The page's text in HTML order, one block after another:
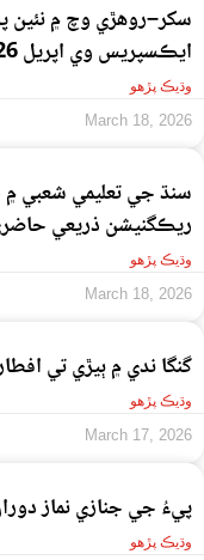
سکر–روهڙي وچ ۾ نئين
ايڪسپريس وي اپريل 2026ع تائين مڪمل ڪرڻ جي هدايت
وڌيڪ پڙهو
March 18, 2026
سنڌ جي تعليمي شعبي
ريڪگنيشن ذريعي
وڌيڪ پڙهو
March 18, 2026
گنگا ندي ۾ ٻيڙي تي افطاري ڪرڻ
وڌيڪ پڙهو
March 17, 2026
پيءُ جي جنازي نماز
وڌيڪ پڙهو